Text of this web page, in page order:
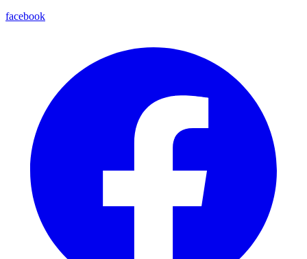
facebook